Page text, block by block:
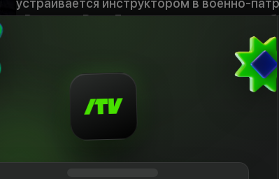
«Родина». Вова Груздев, воспитанник
его друг Вадим Линьков ввязался в
Вадима пьет, отец умер в тюрьме, а парень
тем, что угоняет машины. Дедов хочет
предлагает Груздеву позвать Линькова в
временем дерется с собутыльниками
угоняет очередную машину. На следующий
приходит участковый с ориентировкой на
как у погибшего бойца противника…